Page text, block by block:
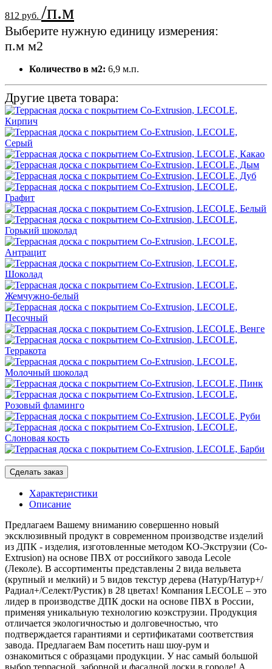
812 руб. /п.м
Выберите нужную единицу измерения:
п.м м2
Количество в м2: 6,9 м.п.
Другие цвета товара:
Сделать заказ
Характеристики
Описание
Предлагаем Вашему вниманию совершенно новый
эксклюзивный продукт в современном производстве изделий
из ДПК - изделия, изготовленные методом КО-Экструзии (Co-
Extrusion) на основе ПВХ от российкого завода Lecole
(Леколе). В ассортименты представлены 2 вида вельвета
(крупный и мелкий) и 5 видов текстур дерева (Натур/Натур+/
Радиал+/Селект/Рустик) в 28 цветах! Компания LECOLE – это
лидер в производстве ДПК доски на основе ПВХ в России,
применяя уникальную технологию коэкструзии. Продукция
отличается экологичностью и долговечностью, что
подтверждается гарантиями и сертификатами соответствия
завода. Предлагаем Вам посетить наш шоу-рум и
ознакомиться с образцами продукции. У нас самый большой
выбор террасной, заборной и фасадной доски в городе! А